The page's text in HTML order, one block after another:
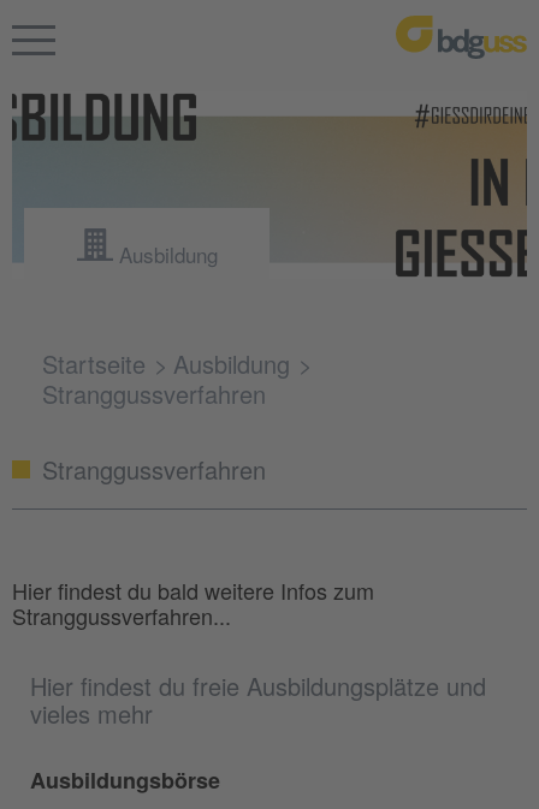
Ausbildung
Startseite
Ausbildung
Stranggussverfahren
Hier findest du freie Ausbildungsplätze und
vieles mehr
Ausbildungsbörse
Stranggussverfahren
Hier findest du bald weitere Infos zum
Stranggussverfahren...